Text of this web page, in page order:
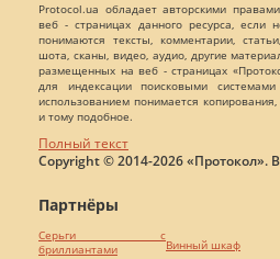
Protocol.ua обладает авторскими
веб - страницах данного ресурса, если
понимаются тексты, комментарии,
шота, сканы, видео, аудио, другие
размещенных на веб - страницах
для индексации поисковыми
использованием понимается
и тому подобное.
Полный текст
Copyright © 2014-2026
Партнёры
Серьги с
бриллиантами
Винный шкаф